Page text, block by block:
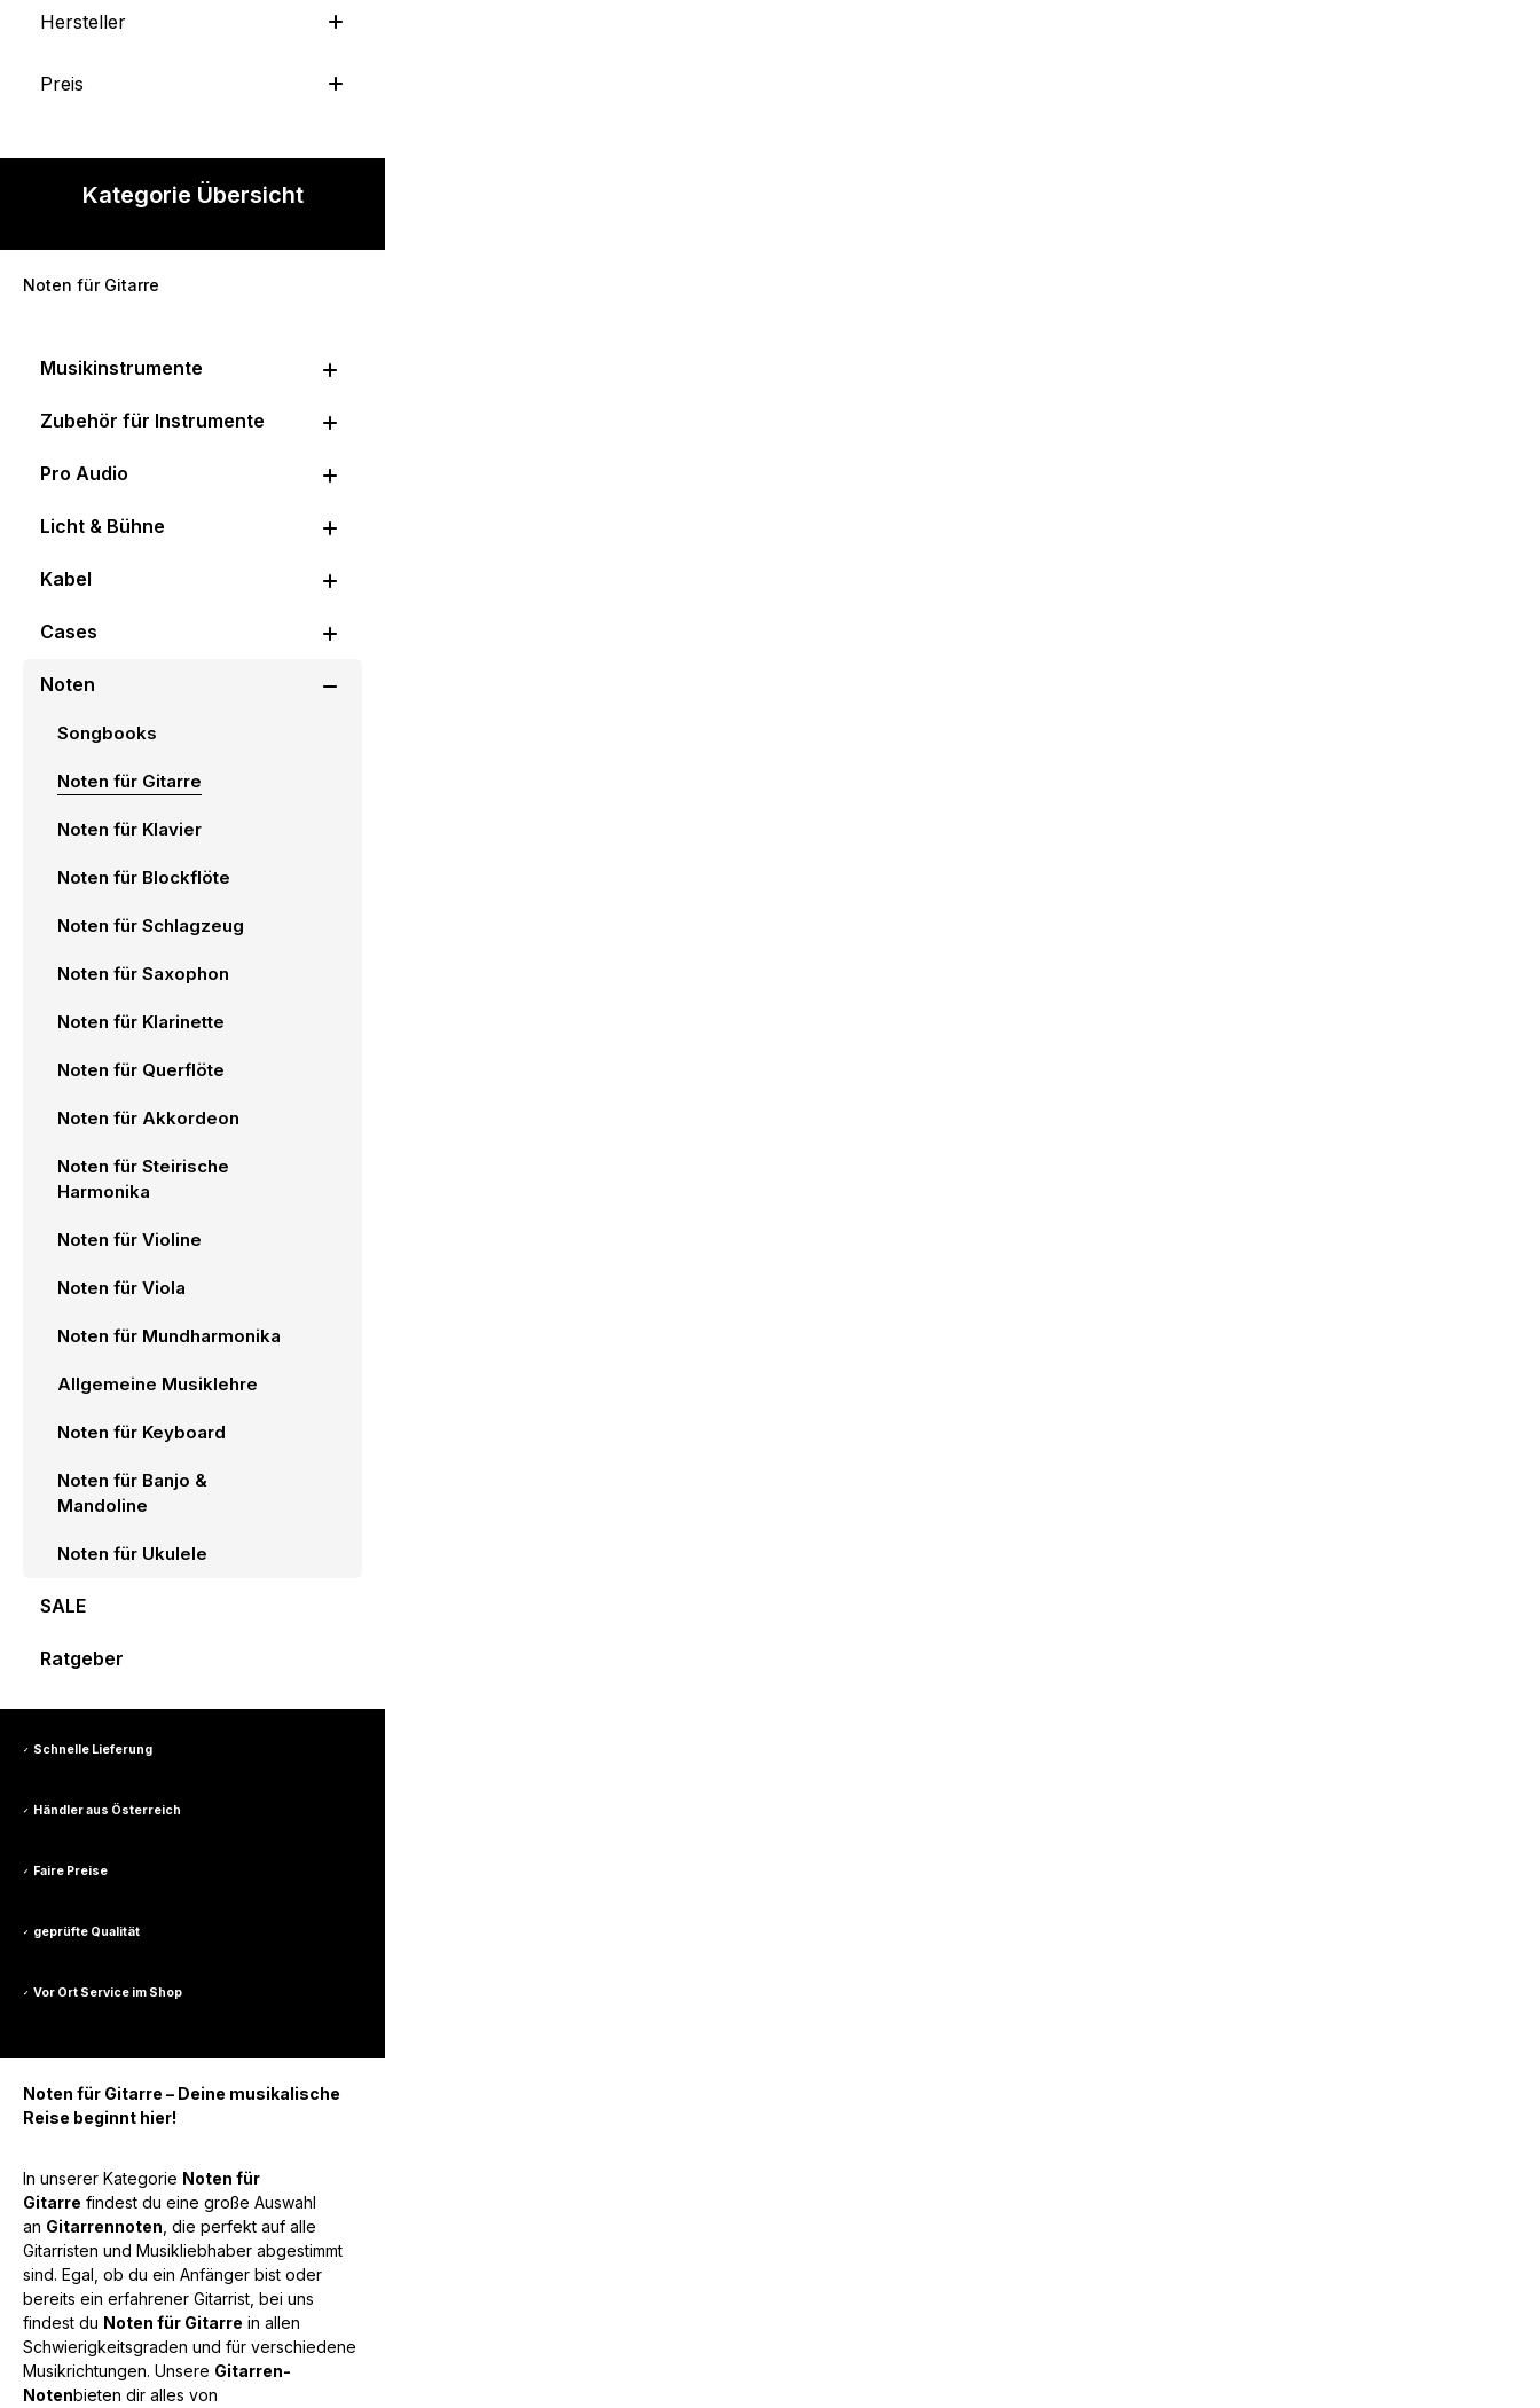
Hersteller
Preis
Kategorie Übersicht
Noten für Gitarre
Musikinstrumente
Zubehör für Instrumente
Pro Audio
Licht & Bühne
Kabel
Cases
Noten
Songbooks
Noten für Gitarre
Noten für Klavier
Noten für Blockflöte
Noten für Schlagzeug
Noten für Saxophon
Noten für Klarinette
Noten für Querflöte
Noten für Akkordeon
Noten für Steirische
Harmonika
Noten für Violine
Noten für Viola
Noten für Mundharmonika
Allgemeine Musiklehre
Noten für Keyboard
Noten für Banjo &
Mandoline
Noten für Ukulele
SALE
Ratgeber
✓ Schnelle Lieferung
✓ Händler aus Österreich
✓ Faire Preise
✓ geprüfte Qualität
✓ Vor Ort Service im Shop
Noten für Gitarre – Deine musikalische
Reise beginnt hier!
In unserer Kategorie Noten für
Gitarre findest du eine große Auswahl
an Gitarrennoten , die perfekt auf alle
Gitarristen und Musikliebhaber abgestimmt
sind. Egal, ob du ein Anfänger bist oder
bereits ein erfahrener Gitarrist, bei uns
findest du Noten für Gitarre in allen
Schwierigkeitsgraden und für verschiedene
Musikrichtungen. Unsere Gitarren-
Notenbieten dir alles von